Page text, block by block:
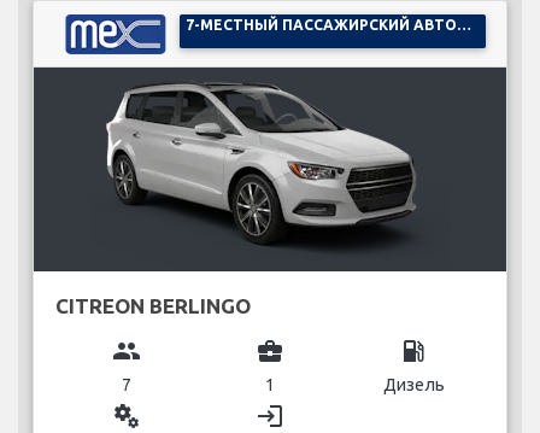
CITREON BERLINGO
group
7
business_center
1
local_gas_station
Дизель
miscellaneous_services login